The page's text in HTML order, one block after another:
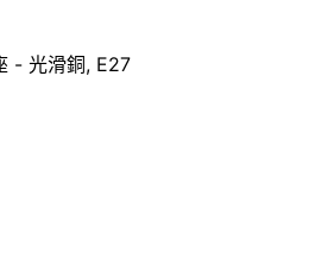
- 光滑銅, E27